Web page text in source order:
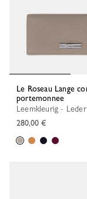
Le Roseau Lange continentale
portemonnee
Leemkleurig - Leder
280,00 €